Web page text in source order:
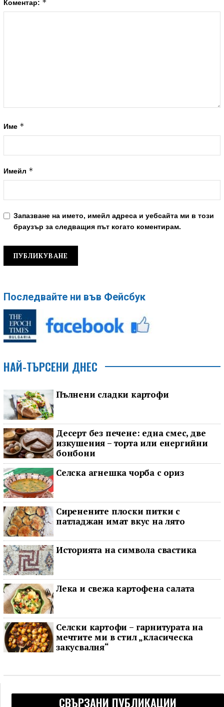
Коментар: *
Име *
Имейл *
Запазване на името, имейл адреса и уебсайта ми в този
браузър за следващия път когато коментирам.
Последвайте ни във Фейсбук
НАЙ-ТЪРСЕНИ ДНЕС
Пълнени сладки картофи
Десерт без печене: една смес, две
изкушения – торта или енергийни
бонбони
Селска агнешка чорба с ориз
Сиренените плоски питки с
патладжан имат вкус на лято
Историята на символа свастика
Лека и свежа картофена салата
Селски картофи – гарнитурата на
мечтите ми в стил „класическа
закусвалня“
СВЪРЗАНИ ПУБЛИКАЦИИ